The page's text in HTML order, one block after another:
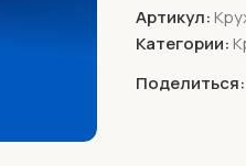
Артикул:
Категории:
Поделиться: